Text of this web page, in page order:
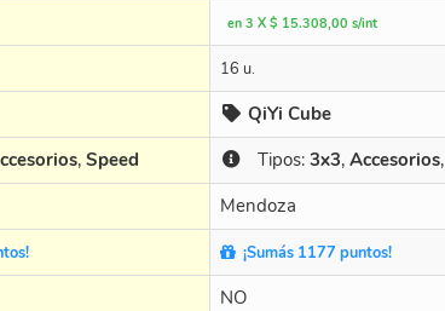
en 3 X $ 15.308,00 s/int
16 u.
QiYi Cube
, Speed Tipos: 3x3, Accesorios,
Mendoza
¡Sumás 1177 puntos!
NO